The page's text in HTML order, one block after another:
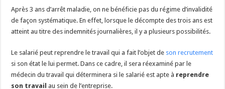
Après 3 ans d’arrêt maladie, on ne bénéficie pas du régime d’invalidité
de façon systématique. En effet, lorsque le décompte des trois ans est
atteint au titre des indemnités journalières, il y a plusieurs possibilités.
Le salarié peut reprendre le travail qui a fait l’objet de son recrutement
si son état le lui permet. Dans ce cadre, il sera réexaminé par le
médecin du travail qui déterminera si le salarié est apte à reprendre
son travail au sein de l’entreprise.